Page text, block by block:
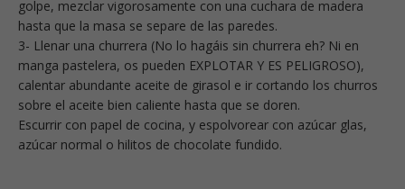
golpe, mezclar vigorosamente con una cuchara de madera
hasta que la masa se separe de las paredes.
3- Llenar una churrera (No lo hagáis sin churrera eh? Ni en
manga pastelera, os pueden EXPLOTAR Y ES PELIGROSO),
calentar abundante aceite de girasol e ir cortando los churros
sobre el aceite bien caliente hasta que se doren.
Escurrir con papel de cocina, y espolvorear con azúcar glas,
azúcar normal o hilitos de chocolate fundido.